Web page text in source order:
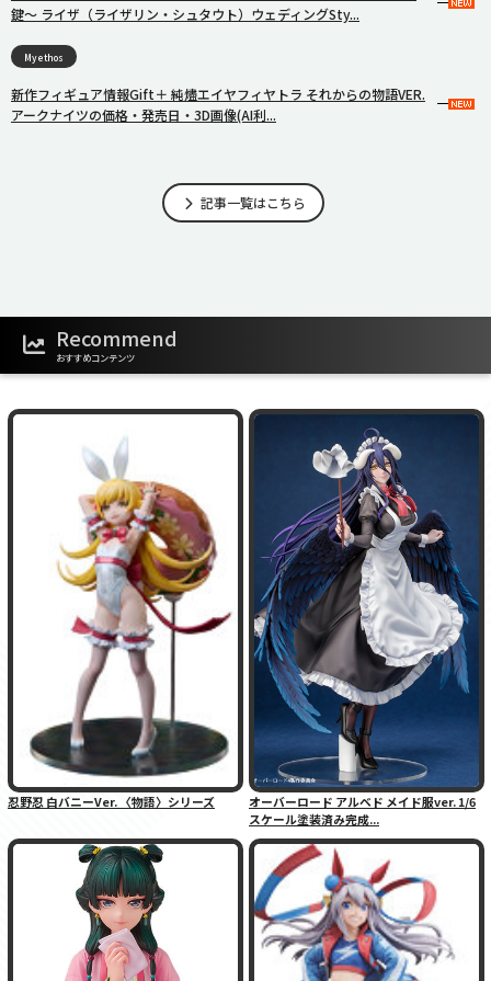
鍵〜 ライザ（ライザリン・シュタウト）ウェディングSty...
Myethos
新作フィギュア情報Gift＋ 純燼エイヤフィヤトラ それからの物語VER.
アークナイツの価格・発売日・3D画像(AI利...
記事一覧はこちら
Recommend
おすすめコンテンツ
忍野忍 白バニーVer. 〈物語〉シリーズ
オーバーロード アルベド メイド服ver. 1/6
スケール塗装済み完成...